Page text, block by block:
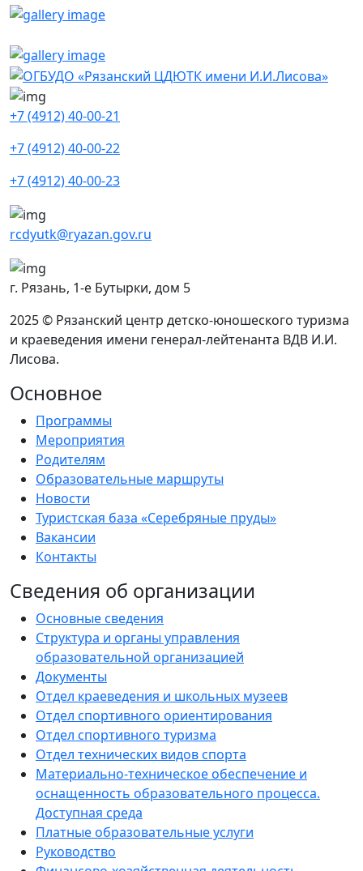
+7 (4912) 40-00-21
+7 (4912) 40-00-22
+7 (4912) 40-00-23
rcdyutk@ryazan.gov.ru
г. Рязань, 1-e Бутырки, дом 5
2025 © Рязанский центр детско-юношеского туризма
и краеведения имени генерал-лейтенанта ВДВ И.И.
Лисова.
Основное
Программы
Мероприятия
Родителям
Образовательные маршруты
Новости
Туристская база «Серебряные пруды»
Вакансии
Контакты
Сведения об организации
Основные сведения
Структура и органы управления
образовательной организацией
Документы
Отдел краеведения и школьных музеев
Отдел спортивного ориентирования
Отдел спортивного туризма
Отдел технических видов спорта
Материально-техническое обеспечение и
оснащенность образовательного процесса.
Доступная среда
Платные образовательные услуги
Руководство